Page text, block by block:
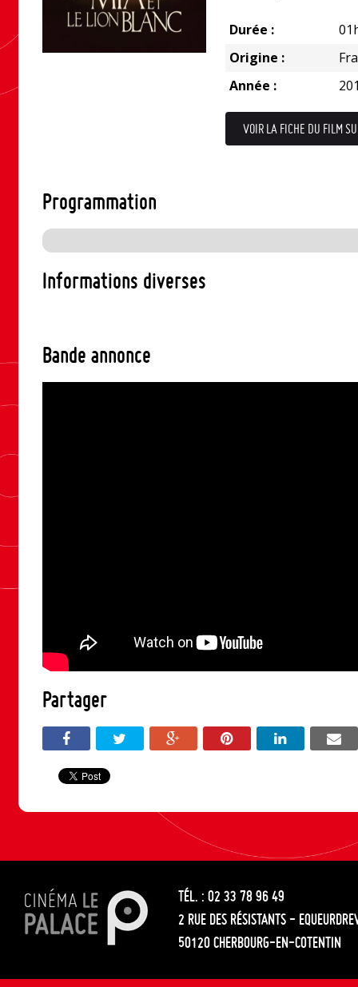
Durée :
Origine :
Année :
VOIR LA FICHE DU FILM
Programmation
Informations diverses
Bande annonce
Partager
TÉL. : 02 33 78 96 49
2 RUE DES RÉSISTANTS -
50120 CHERBOURG-EN-COTENTIN